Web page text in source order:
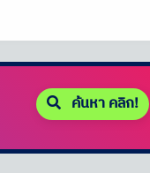
ค้นหา คลิก!